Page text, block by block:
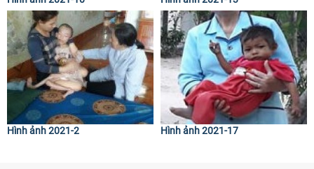
Hình ảnh 2021-2 Hình ảnh 2021-17